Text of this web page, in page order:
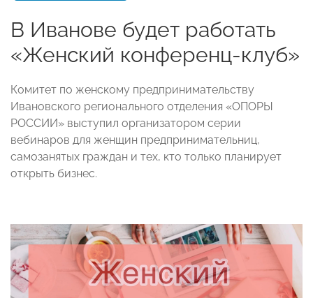
В Иванове будет работать
«Женский конференц-клуб»
Комитет по женскому предпринимательству
Ивановского регионального отделения «ОПОРЫ
РОССИИ» выступил организатором серии
вебинаров для женщин предпринимательниц,
самозанятых граждан и тех, кто только планирует
открыть бизнес.